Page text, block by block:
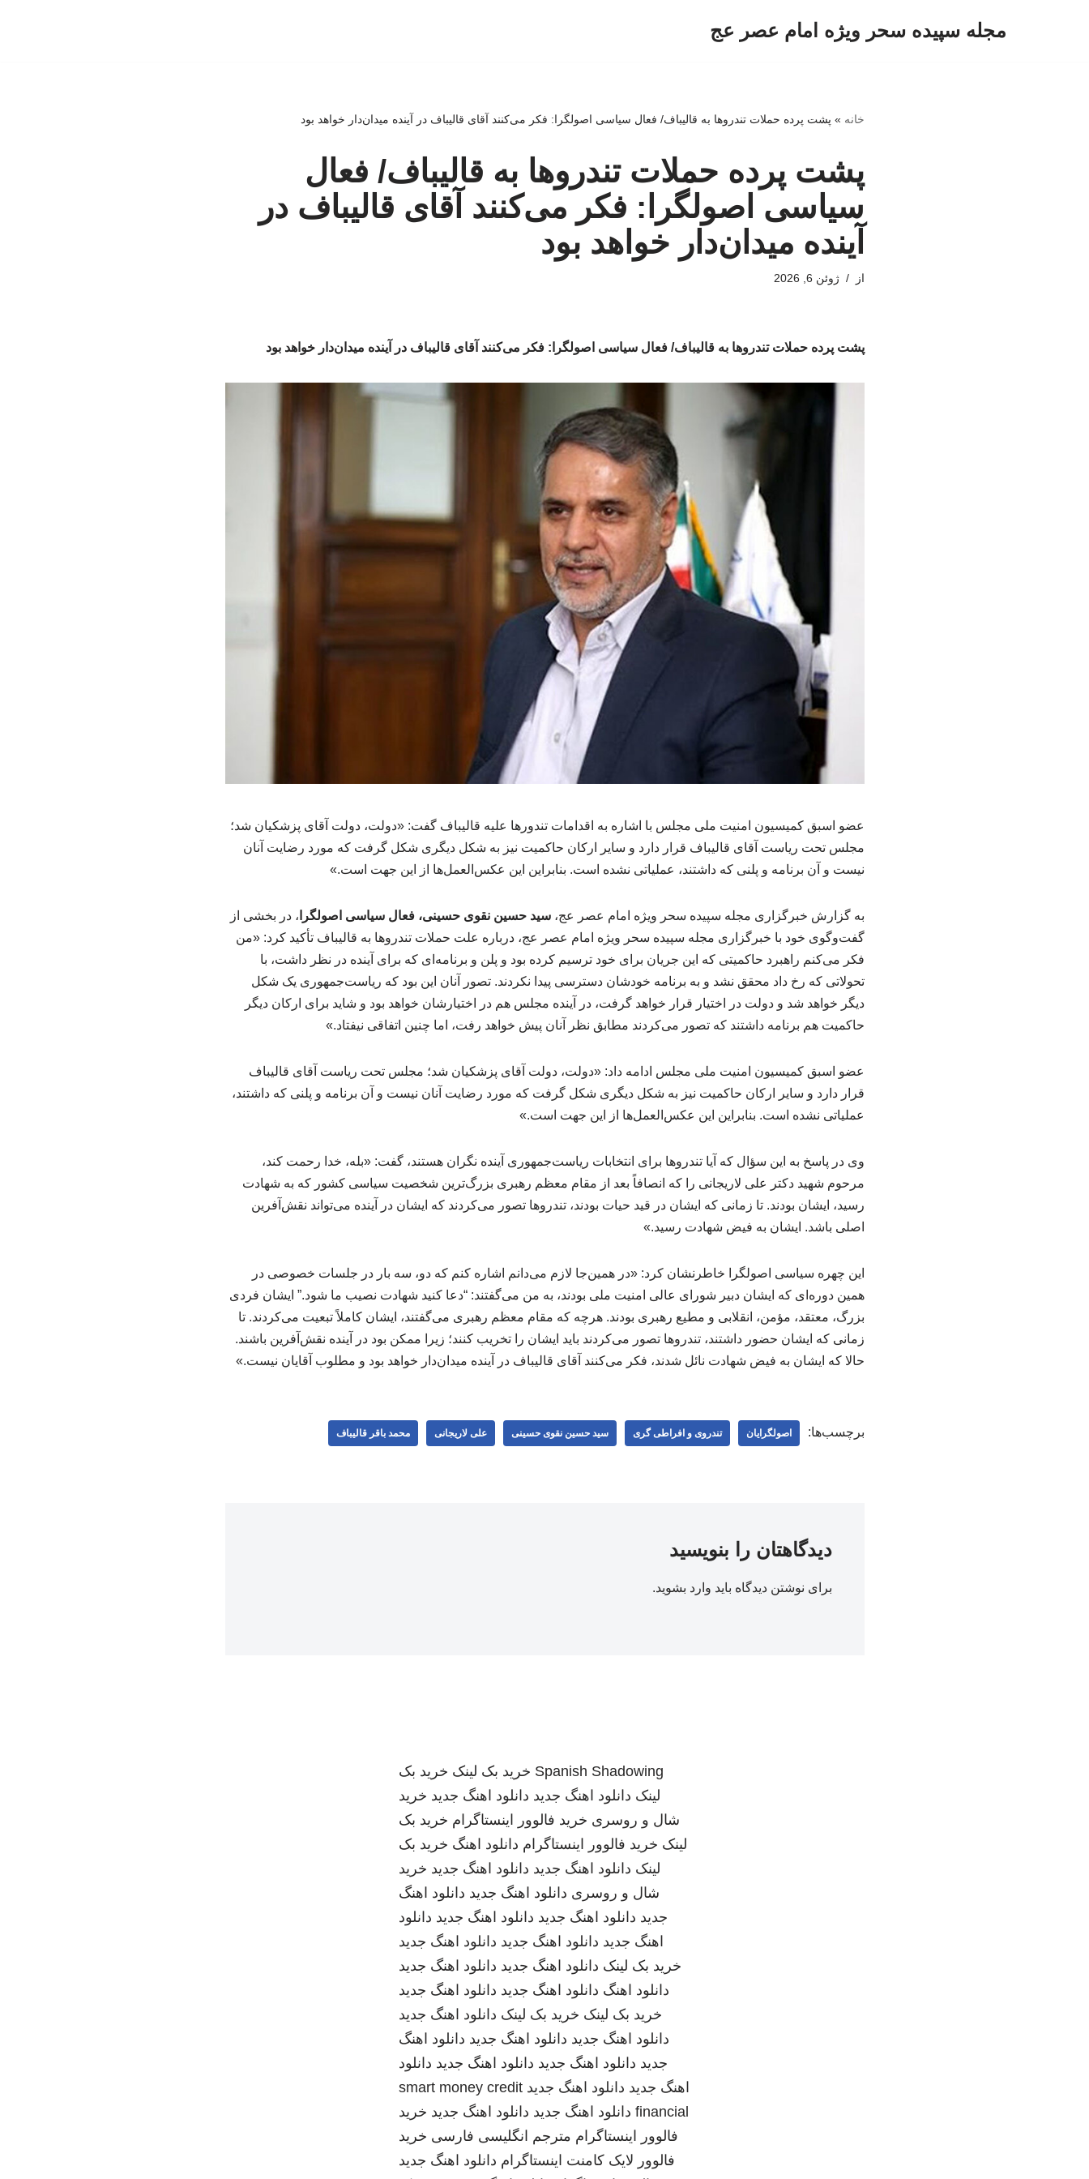
مجله سپیده سحر ویژه امام عصر عج
خانه » پشت پرده حملات تندروها به قالیباف/ فعال سیاسی اصولگرا: فکر می‌کنند آقای قالیباف در آینده میدان‌دار خواهد بود
پشت پرده حملات تندروها به قالیباف/ فعال
سیاسی اصولگرا: فکر می‌کنند آقای قالیباف در
آینده میدان‌دار خواهد بود
از ژوئن 6, 2026
پشت پرده حملات تندروها به قالیباف/ فعال سیاسی اصولگرا: فکر می‌کنند آقای قالیباف در آینده میدان‌دار خواهد بود
عضو اسبق کمیسیون امنیت ملی مجلس با اشاره به اقدامات تندورها علیه قالیباف گفت: «دولت، دولت آقای پزشکیان شد؛
مجلس تحت ریاست آقای قالیباف قرار دارد و سایر ارکان حاکمیت نیز به شکل دیگری شکل گرفت که مورد رضایت آنان
نیست و آن برنامه و پلنی که داشتند، عملیاتی نشده است. بنابراین این عکس‌العمل‌ها از این جهت است.»
به گزارش خبرگزاری مجله سپیده سحر ویژه امام عصر عج،سید حسین نقوی حسینی، فعال سیاسی اصولگرا ، در بخشی از
گفت‌وگوی خود با خبرگزاری مجله سپیده سحر ویژه امام عصر عج، درباره علت حملات تندروها به قالیباف تأکید کرد: «من
فکر می‌کنم راهبرد حاکمیتی که این جریان برای خود ترسیم کرده بود و پلن و برنامه‌ای که برای آینده در نظر داشت، با
تحولاتی که رخ داد محقق نشد و به برنامه خودشان دسترسی پیدا نکردند. تصور آنان این بود که ریاست‌جمهوری یک شکل
دیگر خواهد شد و دولت در اختیار قرار خواهد گرفت، در آینده مجلس هم در اختیارشان خواهد بود و شاید برای ارکان دیگر
حاکمیت هم برنامه داشتند که تصور می‌کردند مطابق نظر آنان پیش خواهد رفت، اما چنین اتفاقی نیفتاد.»
عضو اسبق کمیسیون امنیت ملی مجلس ادامه داد: «دولت، دولت آقای پزشکیان شد؛ مجلس تحت ریاست آقای قالیباف
قرار دارد و سایر ارکان حاکمیت نیز به شکل دیگری شکل گرفت که مورد رضایت آنان نیست و آن برنامه و پلنی که داشتند،
عملیاتی نشده است. بنابراین این عکس‌العمل‌ها از این جهت است.»
وی در پاسخ به این سؤال که آیا تندروها برای انتخابات ریاست‌جمهوری آینده نگران هستند، گفت: «بله، خدا رحمت کند،
مرحوم شهید دکتر علی لاریجانی را که انصافاً بعد از مقام معظم رهبری بزرگ‌ترین شخصیت سیاسی کشور که به شهادت
رسید، ایشان بودند. تا زمانی که ایشان در قید حیات بودند، تندروها تصور می‌کردند که ایشان در آینده می‌تواند نقش‌آفرین
اصلی باشد. ایشان به فیض شهادت رسید.»
این چهره سیاسی اصولگرا خاطرنشان کرد: «در همین‌جا لازم می‌دانم اشاره کنم که دو، سه بار در جلسات خصوصی در
همین دوره‌ای که ایشان دبیر شورای عالی امنیت ملی بودند، به من می‌گفتند: “دعا کنید شهادت نصیب ما شود.” ایشان فردی
بزرگ، معتقد، مؤمن، انقلابی و مطیع رهبری بودند. هرچه که مقام معظم رهبری می‌گفتند، ایشان کاملاً تبعیت می‌کردند. تا
زمانی که ایشان حضور داشتند، تندروها تصور می‌کردند باید ایشان را تخریب کنند؛ زیرا ممکن بود در آینده نقش‌آفرین باشند.
حالا که ایشان به فیض شهادت نائل شدند، فکر می‌کنند آقای قالیباف در آینده میدان‌دار خواهد بود و مطلوب آقایان نیست.»
برچسب‌ها: اصولگرایان تندروی و افراطی گری سید حسین نقوی حسینی علی لاریجانی محمد باقر قالیباف
دیدگاهتان را بنویسید
برای نوشتن دیدگاه باید وارد بشوید.
Spanish Shadowing خرید بک لینک خرید بک
لینک دانلود اهنگ جدید دانلود اهنگ جدید خرید
شال و روسری خرید فالوور اینستاگرام خرید بک
لینک خرید فالوور اینستاگرام دانلود اهنگ خرید بک
لینک دانلود اهنگ جدید دانلود اهنگ جدید خرید
شال و روسری دانلود اهنگ جدید دانلود اهنگ
جدید دانلود اهنگ جدید دانلود اهنگ جدید دانلود
اهنگ جدید دانلود اهنگ جدید دانلود اهنگ جدید
خرید بک لینک دانلود اهنگ جدید دانلود اهنگ جدید
دانلود اهنگ دانلود اهنگ جدید دانلود اهنگ جدید
خرید بک لینک خرید بک لینک دانلود اهنگ جدید
دانلود اهنگ جدید دانلود اهنگ جدید دانلود اهنگ
جدید دانلود اهنگ جدید دانلود اهنگ جدید دانلود
اهنگ جدید دانلود اهنگ جدید smart money credit
financial دانلود اهنگ جدید دانلود اهنگ جدید خرید
فالوور اینستاگرام مترجم انگلیسی فارسی خرید
فالوور لایک کامنت اینستاگرام دانلود اهنگ جدید